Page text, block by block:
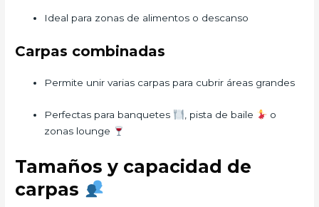
Ideal para zonas de alimentos o descanso
Carpas combinadas
Permite unir varias carpas para cubrir áreas grandes
Perfectas para banquetes , pista de baile
o
zonas lounge
Tamaños y capacidad de
carpas